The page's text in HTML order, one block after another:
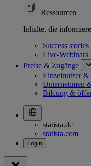
Ressourcen
Inhalte, die
Success stories
Live-Webinars
Preise & Zugänge
Einzelnutzer &
Unternehmen
Bildung &
statista.de
statista.com